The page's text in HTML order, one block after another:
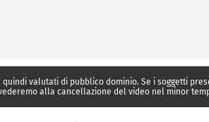
valutati di pubblico dominio. Se i soggetti
alla cancellazione del video nel minor